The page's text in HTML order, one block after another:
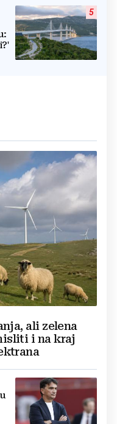
5
ali zelena
i na kraj